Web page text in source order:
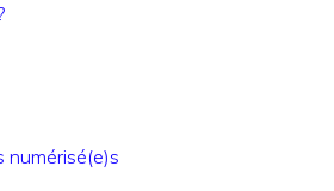
numérisé(e)s